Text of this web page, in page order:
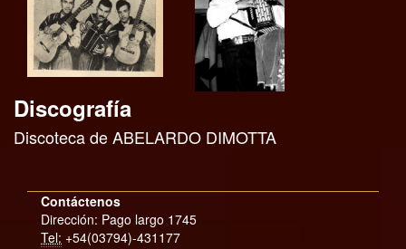
Discografía
Discoteca de ABELARDO DIMOTTA
Contáctenos
Dirección: Pago largo 1745
Tel: +54(03794)-431177